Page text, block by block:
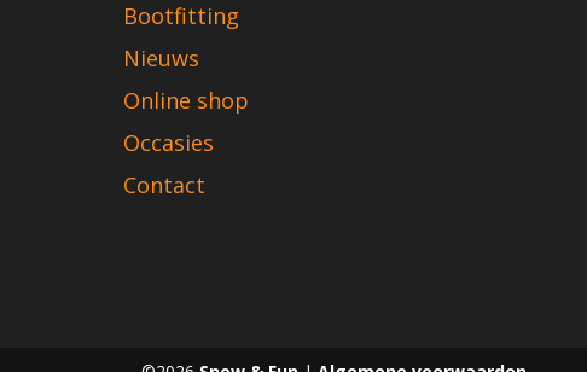
Bootfitting
Nieuws
Online shop
Occasies
Contact